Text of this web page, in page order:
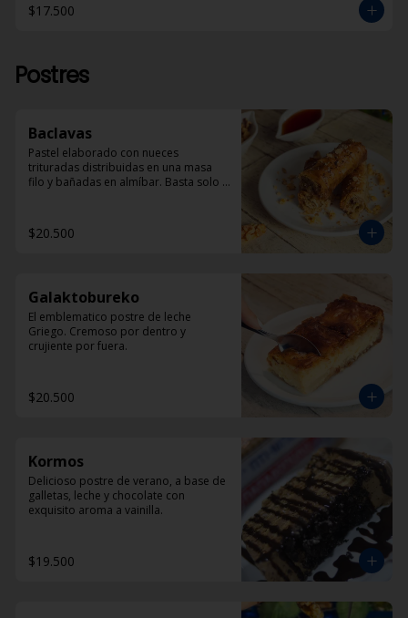
$17.500
Postres
Baclavas
Pastel elaborado con nueces
trituradas distribuidas en una masa
filo y bañadas en almíbar. Basta solo
$20.500
Galaktobureko
El emblematico postre de leche
Griego. Cremoso por dentro y
crujiente por fuera.
$20.500
Kormos
Delicioso postre de verano, a base de
galletas, leche y chocolate con
exquisito aroma a vainilla.
$19.500